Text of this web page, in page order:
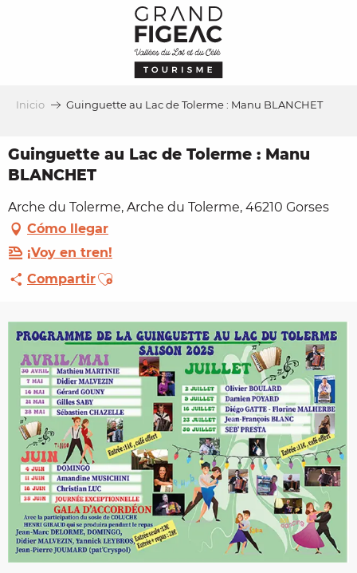
Inicio Guinguette au Lac de Tolerme : Manu BLANCHET
Guinguette au Lac de Tolerme : Manu
BLANCHET
Arche du Tolerme, Arche du Tolerme, 46210 Gorses
Cómo llegar
¡Voy en tren!
CompartirAjouter aux favoris